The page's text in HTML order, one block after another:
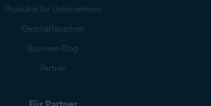
Produkte für Unternehmen
Geschäftspartner
Business-Blog
Partner